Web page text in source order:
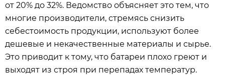
от 20% до 32%. Ведомство объясняет это тем, что
многие производители, стремясь снизить
себестоимость продукции, используют более
дешевые и некачественные материалы и сырье.
Это приводит к тому, что батареи плохо греют и
выходят из строя при перепадах температур.